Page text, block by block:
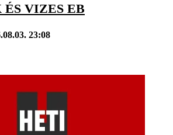
VIZES EB
23:08